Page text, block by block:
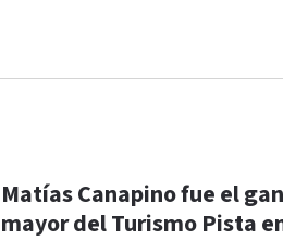
Matías Canapino fue el
mayor del Turismo Pista